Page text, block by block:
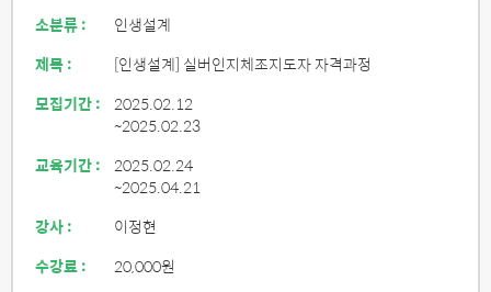
소분류 :
인생설계
제목 :
[인생설계] 실버인지체조지도자 자격과정
모집기간 : 2025.02.12
~2025.02.23
교육기간 : 2025.02.24
~2025.04.21
강사 :
이정현
수강료 :
20,000원